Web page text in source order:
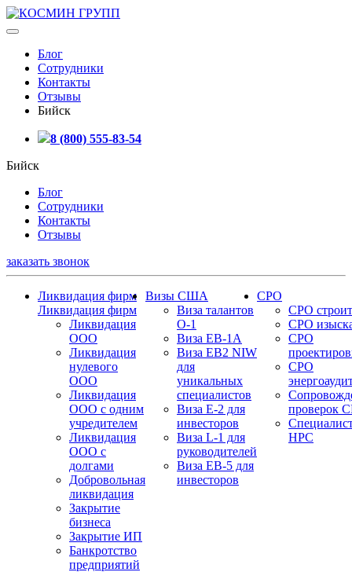
Блог
Сотрудники
Контакты
Отзывы
Бийск
8 (800) 555-83-54
Бийск
Блог
Сотрудники
Контакты
Отзывы
заказать звонок
Ликвидация фирм
Ликвидация фирм
Ликвидация
ООО
Ликвидация
нулевого
ООО
Ликвидация
ООО с одним
учредителем
Ликвидация
ООО с
долгами
Добровольная
ликвидация
Закрытие
бизнеса
Закрытие ИП
Банкротство
предприятий
Визы США
Виза талантов
О-1
Виза EB-1A
Виза EB2 NIW
для
уникальных
специалистов
Виза E-2 для
инвесторов
Виза L-1 для
руководителей
Виза EB-5 для
инвесторов
СРО
СРО
СРО
СРО
СРО
проверок
НРС